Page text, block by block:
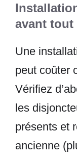
avant tout
Une
peut coûter
Vérifiez
les
présents et
ancienne